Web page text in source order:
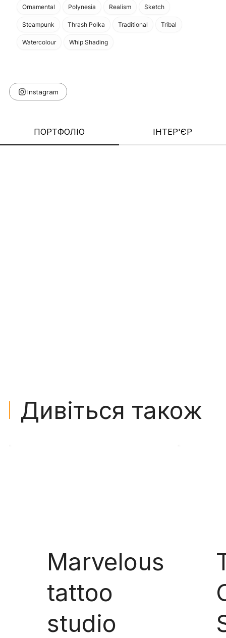
Ornamental Polynesia Realism Sketch
Steampunk Thrash Polka Traditional Tribal
Watercolour Whip Shading
ПОРТФОЛІО ІНТЕР'ЄР
Дивіться також
Marvelous
tattoo
studio